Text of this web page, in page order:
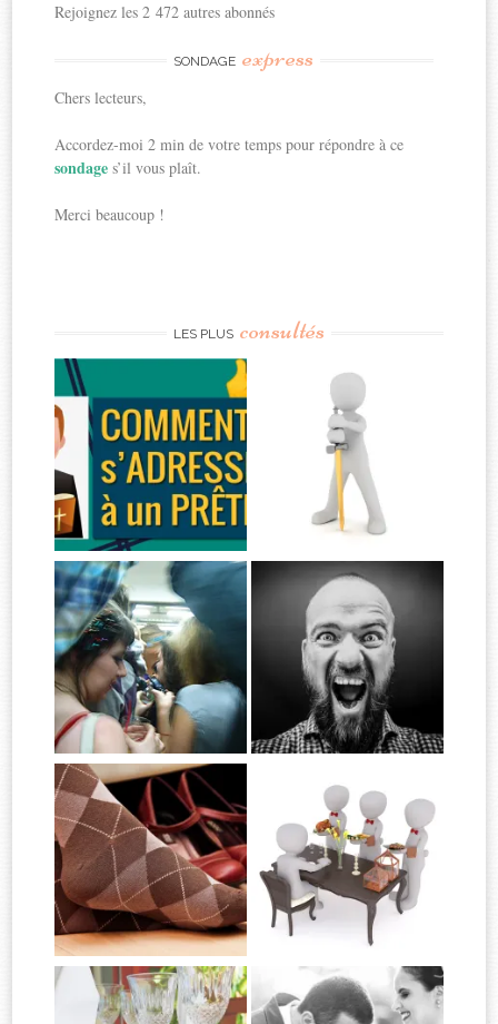
Rejoignez les 2 472 autres abonnés
SONDAGE express
Chers lecteurs,
Accordez-moi 2 min de votre temps pour répondre à ce
sondages’il vous plaît.
Merci beaucoup !
LES PLUS consultés